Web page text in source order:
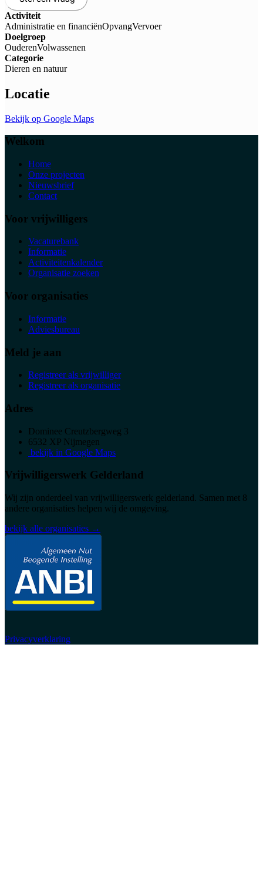
Activiteit
Administratie en financiënOpvangVervoer
Doelgroep
OuderenVolwassenen
Categorie
Dieren en natuur
Locatie
Bekijk op Google Maps
Welkom
Home
Onze projecten
Nieuwsbrief
Contact
Voor vrijwilligers
Vacaturebank
Informatie
Activiteitenkalender
Organisatie zoeken
Voor organisaties
Informatie
Adviesbureau
Meld je aan
Registreer als vrijwilliger
Registreer als organisatie
Adres
Dominee Creutzbergweg 3
6532 XP Nijmegen
bekijk in Google Maps
Vrijwilligerswerk Gelderland
Wij zijn onderdeel van vrijwilligerswerk gelderland. Samen met 8
andere organisaties helpen wij de omgeving.
bekijk alle organisaties →
Privacyverklaring